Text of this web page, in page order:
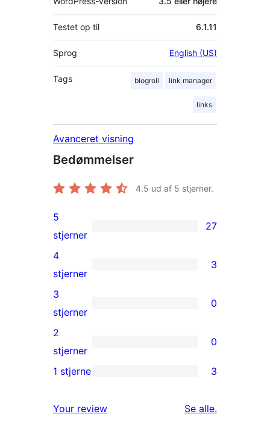
Testet op til 6.1.11
Sprog English (US)
Tags blogroll link manager
links
Avanceret visning
Bedømmelser
4.5 ud af 5 stjerner.
27
5-
stjernet
anmeldelser
5
stjerner
27
3
4-
stjernet
anmeldelser
4
stjerner
3
0
3-
stjernet
anmeldelser
3
stjerner
0
0
2-
anmeldelser
2
stjerner
0
stjernet
1 stjerne 3
Your review Se alleanmeldelser
.